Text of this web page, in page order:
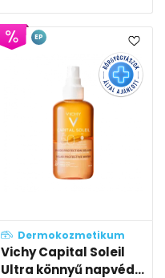
Dermokozmetikum
Vichy Capital Soleil
Ultra könnyű napvéd...
EP